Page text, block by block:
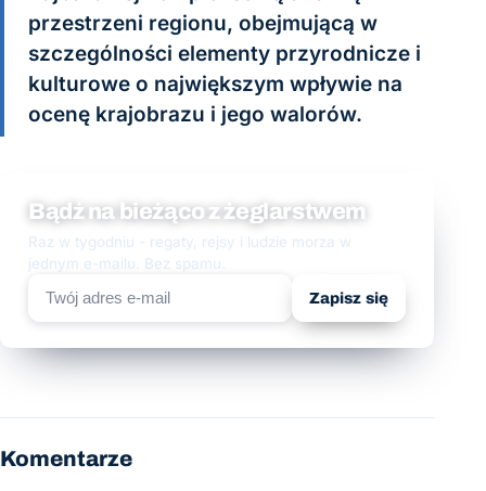
przestrzeni regionu, obejmującą w
szczególności elementy przyrodnicze i
kulturowe o największym wpływie na
ocenę krajobrazu i jego walorów.
Bądź na bieżąco z żeglarstwem
Raz w tygodniu - regaty, rejsy i ludzie morza w
jednym e-mailu. Bez spamu.
Zapisz się
Komentarze